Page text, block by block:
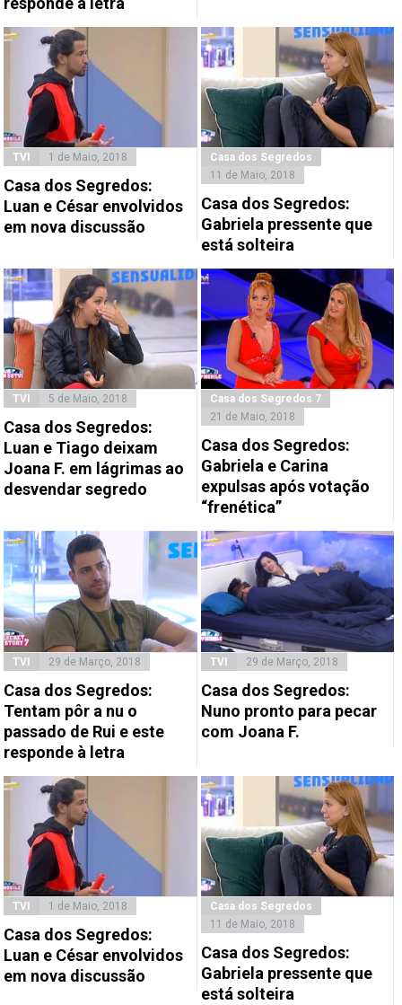
TVI 1 de Maio, 2018
Casa dos Segredos:
Luan e César envolvidos
em nova discussão
Casa dos Segredos
11 de Maio, 2018
Casa dos Segredos:
Gabriela pressente que
está solteira
TVI 5 de Maio, 2018
Casa dos Segredos:
Luan e Tiago deixam
Joana F. em lágrimas ao
desvendar segredo
Casa dos Segredos 7
21 de Maio, 2018
Casa dos Segredos:
Gabriela e Carina
expulsas após votação
“frenética”
TVI 29 de Março, 2018
Casa dos Segredos:
Tentam pôr a nu o
passado de Rui e este
responde à letra
TVI 29 de Março, 2018
Casa dos Segredos:
Nuno pronto para pecar
com Joana F.
TVI 1 de Maio, 2018
Casa dos Segredos:
Luan e César envolvidos
em nova discussão
Casa dos Segredos
11 de Maio, 2018
Casa dos Segredos:
Gabriela pressente que
está solteira